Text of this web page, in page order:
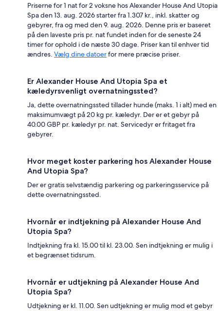
Priserne for 1 nat for 2 voksne hos Alexander House And Utopia
Spa den 13. aug. 2026 starter fra 1.307 kr., inkl. skatter og
gebyrer, fra og med den 9. aug. 2026. Denne pris er baseret
på den laveste pris pr. nat fundet inden for de seneste 24
timer for ophold i de næste 30 dage. Priser kan til enhver tid
ændres. Vælg dine datoerfor mere præcise priser.
Er Alexander House And Utopia Spa et
kæledyrsvenligt overnatningssted?
Ja, dette overnatningssted tillader hunde (maks. 1 i alt) med en
maksimumvægt på 20 kg pr. kæledyr. Der er et gebyr på
40.00 GBP pr. kæledyr pr. nat. Servicedyr er fritaget fra
gebyrer.
Hvor meget koster parkering hos Alexander House
And Utopia Spa?
Der er gratis selvstændig parkering og parkeringsservice på
dette overnatningssted.
Hvornår er indtjekning på Alexander House And
Utopia Spa?
Indtjekning fra kl. 15.00 til kl. 23.00. Sen indtjekning er mulig i
et begrænset tidsrum.
Hvornår er udtjekning på Alexander House And
Utopia Spa?
Udtjekning er kl. 11.00. Sen udtjekning er mulig mod et gebyr